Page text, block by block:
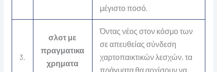
μέγιστο ποσό.
3.
σλοτ με
πραγματικα
χρηματα
Όντας νέος στον κόσμο των
σε απευθείας σύνδεση
χαρτοπαικτικών λεσχών, τα
πράγματα θα αρχίσουν να